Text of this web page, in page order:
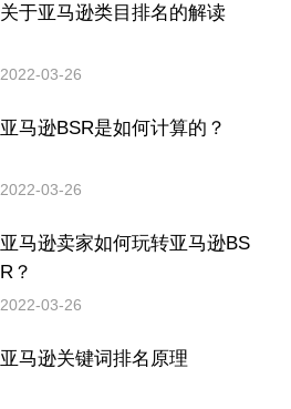
关于亚马逊类目排名的解读
2022-03-26
亚马逊BSR是如何计算的？
2022-03-26
亚马逊卖家如何玩转亚马逊BS
R？
2022-03-26
亚马逊关键词排名原理